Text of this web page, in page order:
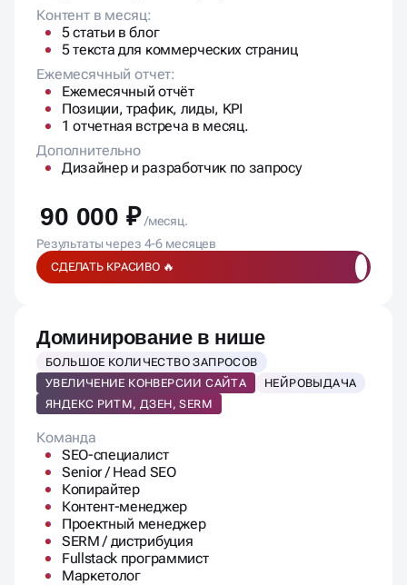
Контент в месяц:
5 статьи в блог
5 текста для коммерческих страниц
Ежемесячный отчет:
Ежемесячный отчёт
Позиции, трафик, лиды, KPI
1 отчетная встреча в месяц.
Дополнительно
Дизайнер и разработчик по запросу
90 000 ₽ /месяц.
Результаты через 4-6 месяцев
СДЕЛАТЬ КРАСИВО 🔥
Доминирование в нише
БОЛЬШОЕ КОЛИЧЕСТВО ЗАПРОСОВ
УВЕЛИЧЕНИЕ КОНВЕРСИИ САЙТА
НЕЙРОВЫДАЧА
ЯНДЕКС РИТМ, ДЗЕН, SERM
Команда
SEO-специалист
Senior / Head SEO
Копирайтер
Контент-менеджер
Проектный менеджер
SERM / дистрибуция
Fullstack программист
Маркетолог